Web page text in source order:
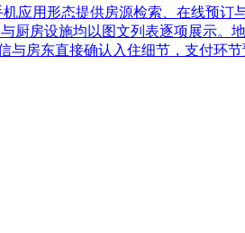
应用形态提供房源检索、在线预订
厨房设施均以图文列表逐项展示。
房东直接确认入住细节，支付环